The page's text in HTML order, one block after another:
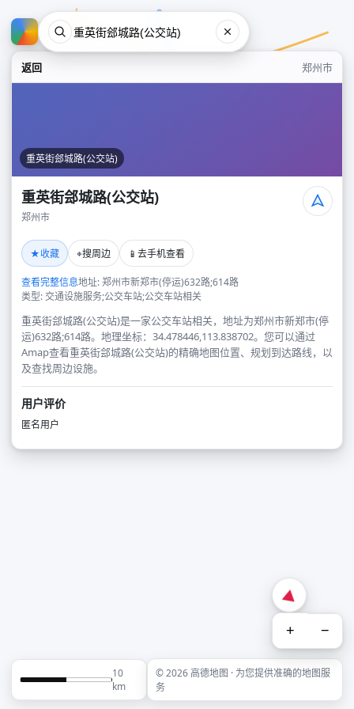
返回 郑州市
重英街郐城路(公交站)
重英街郐城路(公交站)
郑州市
★收藏 ⌖搜周边 📱 去手机查看
查看完整信息地址: 郑州市新郑市(停运)632路;614路
类型: 交通设施服务;公交车站;公交车站相关
重英街郐城路(公交站)是一家公交车站相关，地址为郑州市新郑市(停
运)632路;614路。地理坐标：34.478446,113.838702。您可以通过
Amap查看重英街郐城路(公交站)的精确地图位置、规划到达路线，以
及查找周边设施。
用户评价
匿名用户
+ −
10
km
© 2026 高德地图 · 为您提供准确的地图服
务